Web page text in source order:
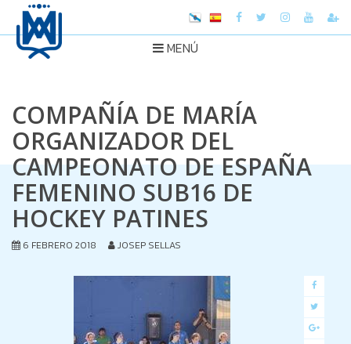
MENÚ
COMPAÑÍA DE MARÍA
ORGANIZADOR DEL
CAMPEONATO DE ESPAÑA
FEMENINO SUB16 DE
HOCKEY PATINES
6 FEBRERO 2018 JOSEP SELLAS